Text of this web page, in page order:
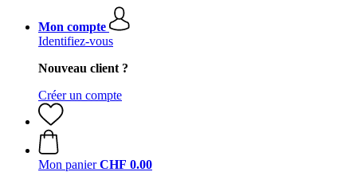
Mon compte
Identifiez-vous
Nouveau client ?
Créer un compte
Mon panier CHF 0.00